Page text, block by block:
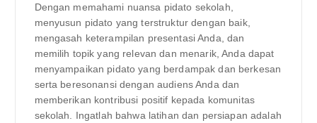
Dengan memahami nuansa pidato sekolah,
menyusun pidato yang terstruktur dengan baik,
mengasah keterampilan presentasi Anda, dan
memilih topik yang relevan dan menarik, Anda dapat
menyampaikan pidato yang berdampak dan berkesan
serta beresonansi dengan audiens Anda dan
memberikan kontribusi positif kepada komunitas
sekolah. Ingatlah bahwa latihan dan persiapan adalah